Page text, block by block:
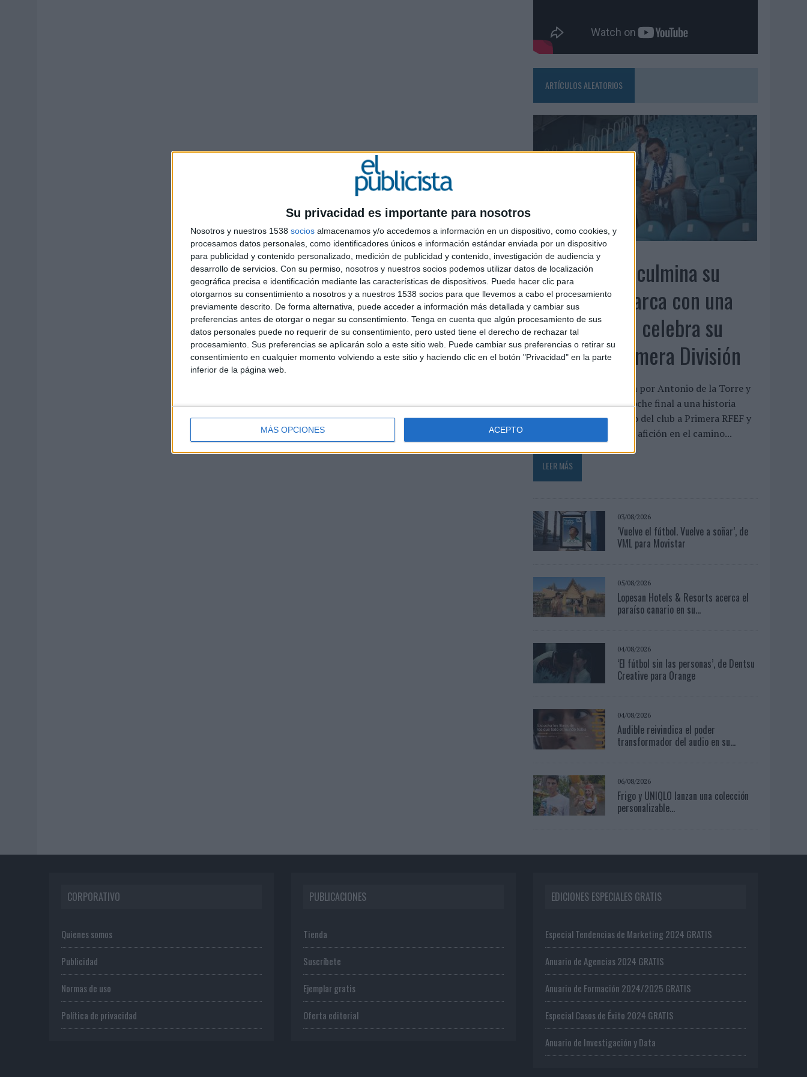
Su privacidad es importante para nosotros
Nosotros y nuestros 1538 socios almacenamos y/o accedemos a información en un dispositivo, como cookies, y
procesamos datos personales, como identificadores únicos e información estándar enviada por un dispositivo
para publicidad y contenido personalizado, medición de publicidad y contenido, investigación de audiencia y
desarrollo de servicios. Con su permiso, nosotros y nuestros socios podemos utilizar datos de localización
geográfica precisa e identificación mediante las características de dispositivos. Puede hacer clic para
otorgarnos su consentimiento a nosotros y a nuestros 1538 socios para que llevemos a cabo el procesamiento
previamente descrito. De forma alternativa, puede acceder a información más detallada y cambiar sus
preferencias antes de otorgar o negar su consentimiento. Tenga en cuenta que algún procesamiento de sus
datos personales puede no requerir de su consentimiento, pero usted tiene el derecho de rechazar tal
procesamiento. Sus preferencias se aplicarán solo a este sitio web. Puede cambiar sus preferencias o retirar su
consentimiento en cualquier momento volviendo a este sitio y haciendo clic en el botón "Privacidad" en la parte
inferior de la página web.
MÁS OPCIONES ACEPTO
ARTÍCULOS ALEATORIOS
07/08/2026
El Málaga CF culmina su
trilogía de marca con una
campaña que celebra su
regreso a Primera División
La pieza, protagonizada por Antonio de la Torre y
Salva Reina, pone el broche final a una historia
iniciada tras el descenso del club a Primera RFEF y
reivindica el papel de la afición en el camino...
LEER MÁS
03/08/2026
‘Vuelve el fútbol. Vuelve a soñar’, de
VML para Movistar
05/08/2026
Lopesan Hotels & Resorts acerca el
paraíso canario en su...
04/08/2026
‘El fútbol sin las personas’, de Dentsu
Creative para Orange
04/08/2026
Audible reivindica el poder
transformador del audio en su...
06/08/2026
Frigo y UNIQLO lanzan una colección
personalizable...
CORPORATIVO
Quienes somos
Publicidad
Normas de uso
Política de privacidad
PUBLICACIONES
Tienda
Suscríbete
Ejemplar gratis
Oferta editorial
EDICIONES ESPECIALES GRATIS
Especial Tendencias de Marketing 2024 GRATIS
Anuario de Agencias 2024 GRATIS
Anuario de Formación 2024/2025 GRATIS
Especial Casos de Éxito 2024 GRATIS
Anuario de Investigación y Data